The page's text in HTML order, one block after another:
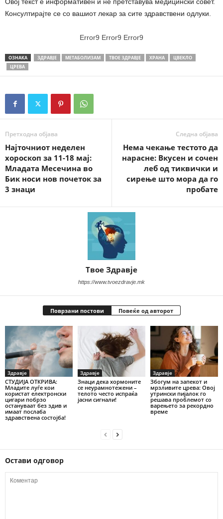
Овој текст е информативен и не претставува медицински совет.
Консултирајте се со вашиот лекар за сите здравствени одлуки.
Error9 Error9 Error9
ОЗНАКА ЗДРАВЈЕ МЕТАБОЛИЗАМ ТВОЕ ЗДРАВЈЕ ХРАНА
ЦВЕКЛО
ЦРЕВА
Претходна објава
Најточниот неделен
хороскоп за 11-18 мај:
Младата Месечина во
Бик носи нов почеток за
3 знаци
Следна објава
Нема чекање тестото да
нарасне: Вкусен и сочен
леб од тиквички и
сирење што мора да го
пробате
Твое Здравје
https://www.tvoezdravje.mk
Поврзани постови Повеќе од авторот
Здравје
СТУДИЈА ОТКРИВА:
Младите луѓе кои
користат електронски
цигари побрзо
остануваат без здив и
имаат послаба
здравствена состојба!
Здравје
Знаци дека хормоните
се неурамнотежени –
телото често испраќа
јасни сигнали!
Здравје
Збогум на запекот и
мрзливите црева: Овој
утрински пијалок го
решава проблемот со
варењето за рекордно
време
Остави одговор